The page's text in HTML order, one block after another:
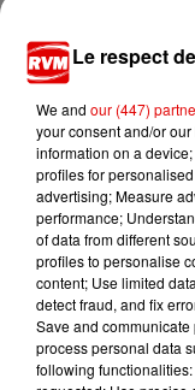
SIMPLE MINDS
Mandela Day
Le respect
We and our (447)
your consent and/or
information on a
profiles for
advertising; Measure
performance;
of data from different
profiles to personalise
content; Use limited
detect fraud, and fix
Save and
process personal data
following